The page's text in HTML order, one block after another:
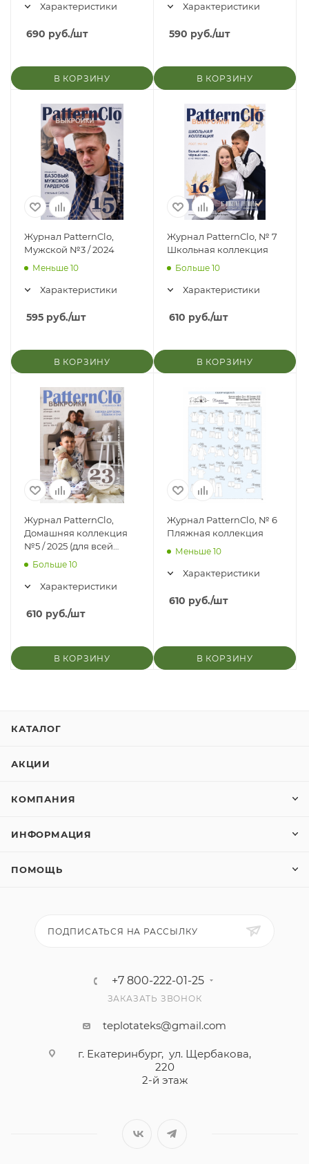
Характеристики
690 руб./шт
В КОРЗИНУ
Характеристики
590 руб./шт
В КОРЗИНУ
Журнал PatternClo,
Мужской №3 / 2024
Меньше 10
Характеристики
595 руб./шт
В КОРЗИНУ
Журнал PatternClo, № 7
Школьная коллекция
Больше 10
Характеристики
610 руб./шт
В КОРЗИНУ
Журнал PatternClo,
Домашняя коллекция
№5 / 2025 (для всей
семьи)
Больше 10
Характеристики
610 руб./шт
В КОРЗИНУ
Журнал PatternClo, № 6
Пляжная коллекция
Меньше 10
Характеристики
610 руб./шт
В КОРЗИНУ
КАТАЛОГ
АКЦИИ
КОМПАНИЯ
ИНФОРМАЦИЯ
ПОМОЩЬ
ПОДПИСАТЬСЯ НА РАССЫЛКУ
+7 800-222-01-25
ЗАКАЗАТЬ ЗВОНОК
teplotateks@gmail.com
г. Екатеринбург, ул. Щербакова,
220
2-й этаж